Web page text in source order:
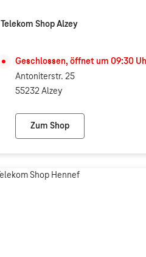
Telekom Shop Alzey
Geschlossen, öffnet um 09:30
Antoniterstr. 25
55232 Alzey
Zum Shop
Telekom Shop Alzey